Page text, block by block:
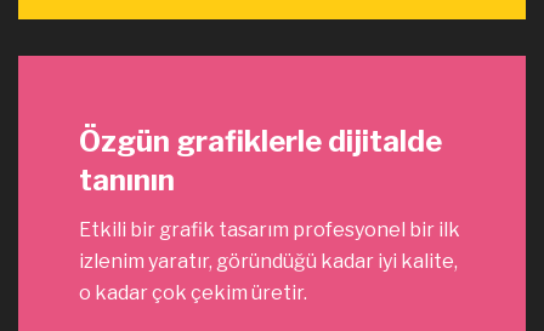
Özgün grafiklerle dijitalde
tanının
Etkili bir grafik tasarım profesyonel bir ilk
izlenim yaratır, göründüğü kadar iyi kalite,
o kadar çok çekim üretir.